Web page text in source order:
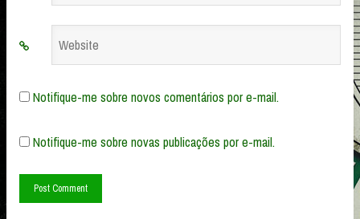
Website
Notifique-me sobre novos comentários por e-mail.
Notifique-me sobre novas publicações por e-mail.